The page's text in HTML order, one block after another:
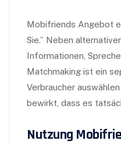
Mobifriends Angebot
Sie.” Neben
Informationen,
Matchmaking ist ein
Verbraucher
bewirkt, dass es
Nutzung